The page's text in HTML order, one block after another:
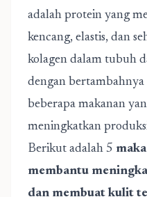
adalah protein yang
kencang, elastis, dan
kolagen dalam tubuh
dengan
beberapa makanan
meningkatkan
Berikut adalah 5
membantu
dan membuat kulit